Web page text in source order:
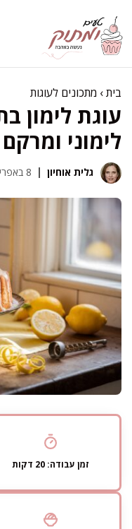
לתוכן
בית› מתכונים לעוגות
עוגת לימון
לימוני
גלית אוחיון 8 באפריל 2025
זמן עבודה: 20 דקות